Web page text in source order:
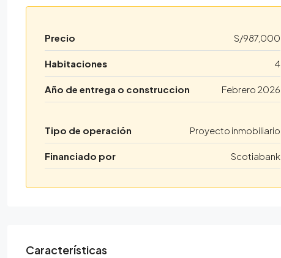
Precio S/987,000
Habitaciones 4
Año de entrega o construccion Febrero 2026
Tipo de operación Proyecto inmobiliario
Financiado por Scotiabank
Características